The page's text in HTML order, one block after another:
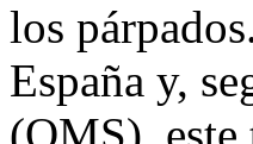
los
España y,